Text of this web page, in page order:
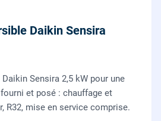
Daikin Sensira
Sensira 2,5 kW pour une
et posé : chauffage et
R32, mise en service comprise.